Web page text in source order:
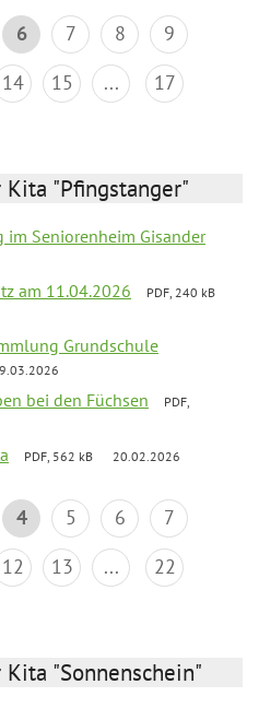
6 7 8
9
14 15 ... 17
"Pfingstanger"
im Seniorenheim Gisander
am 11.04.2026
PDF, 240 kB
Grundschule
bei den Füchsen
PDF,
PDF, 562 kB 20.02.2026
4 5 6
7
12 13 ... 22
"Sonnenschein"